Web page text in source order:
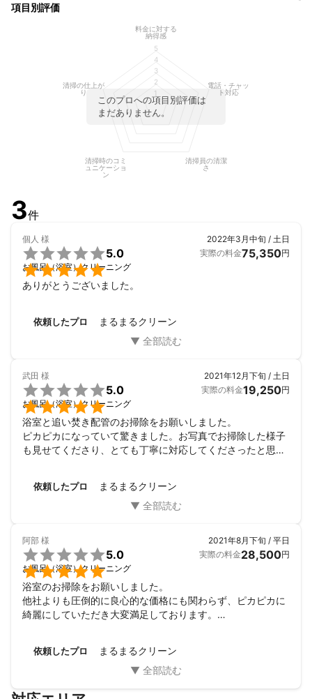
これまでの実績
奈良・京都エリアを中心に、ハウスクリーニング専門業者として8
浴室クリーニングの実績も今まで400件以上あり、しつこいカビ
アピールポイント
当店は「大手よりもお値打ちで大手よりも高品質なサービス」を
モットーとさせていただいており、決して格安ではありませんが
ませんのでご安心ください。ご不安な方は、チャットで写真を送
付していただく事も可能です。是非ご相談いただければ幸いで
項目別評価
このプロへの項目別評価は
まだありません。
料金に対する
納得感
電話・チャッ
ト対応
清掃員の清潔
さ
清掃時のコミ
ュニケーショ
ン
清掃の仕上が
り
1
2
3
4
5
3件
個人 様


5.0
お風呂（浴室）クリーニング
2022年3月中旬 / 土日
実際の料金75,350円
ありがとうございました。
依頼したプロ まるまるクリーン
武田 様


5.0
お風呂（浴室）クリーニング
2021年12月下旬 / 土日
実際の料金19,250円
浴室と追い焚き配管のお掃除をお願いしました。
ピカピカになっていて驚きました。お写真でお掃除した様子
も見せてくださり、とても丁寧に対応してくださったと思い
依頼したプロ まるまるクリーン
阿部 様


5.0
お風呂（浴室）クリーニング
2021年8月下旬 / 平日
実際の料金28,500円
浴室のお掃除をお願いしました。
他社よりも圧倒的に良心的な価格にも関わらず、ピカピカに
綺麗にしていただき大変満足しております。
なんといってもオプションのメニューがどこよりも良心的
で、せっかくならと追い焚きの洗浄や浴室乾燥機のお掃除も
依頼したプロ まるまるクリーン